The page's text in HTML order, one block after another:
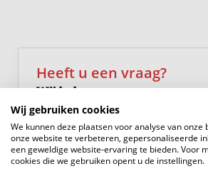
Eerste verdieping
Op de eerste verdieping bevinden
bemeten slaapkamers. Aan de
slaapkamer met een praktische
Aan de achterzijde bevinden zich
slaapkamers. Dankzij de woningbrede
Heeft u een vraag?
Wij helpen u graag
0183 - 635011
Wij gebruiken cookies
We kunnen deze plaatsen voor analyse van onze
onze website te verbeteren, gepersonaliseerde
een geweldige website-ervaring te bieden. Voor
cookies die we gebruiken opent u de instellingen.